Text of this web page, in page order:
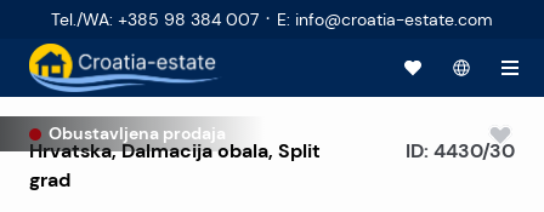
Tel./WA: +385 98 384 007 · E: info@croatia-estate.com
Obustavljena prodaja
Hrvatska,Dalmacija obala, Split
grad
ID: 4430/30